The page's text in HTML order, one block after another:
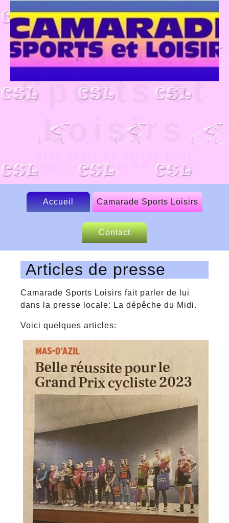
Camarade
Sports et
Loisirs
compétition UFOLEP et FSGT
Accueil Camarade Sports Loisirs
Le CSL
Nos sponsors
Contact
Articles de presse
Camarade Sports Loisirs fait parler de lui
dans la presse locale: La dépêche du Midi.
Voici quelques articles: